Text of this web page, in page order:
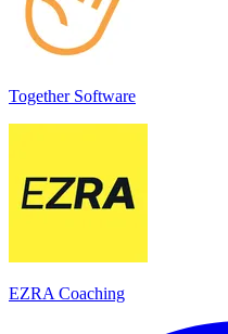
Together Software
EZRA Coaching